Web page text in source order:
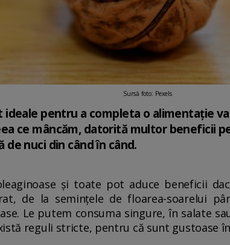
Sursă foto: Pexels
ideale pentru a completa o alimentație
ce mâncăm, datorită multor beneficii
de nuci din când în când.
și toate pot aduce beneficii
de la semințele de floarea-soarelui
Le putem consuma singure, în salate
reguli stricte, pentru că sunt gustoase